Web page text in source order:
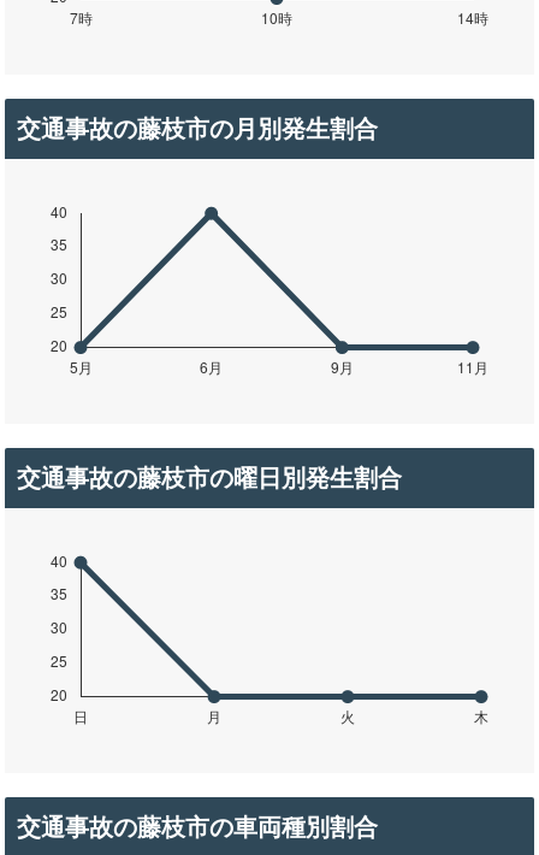
交通事故の藤枝市の月別発生割合
交通事故の藤枝市の曜日別発生割合
交通事故の藤枝市の車両種別割合